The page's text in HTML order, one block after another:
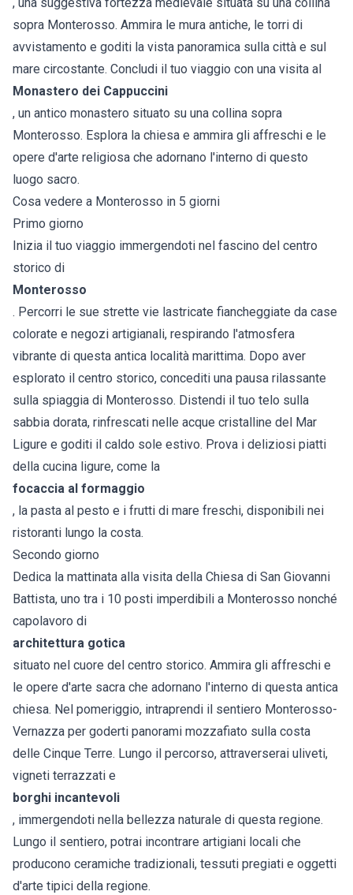
, una suggestiva fortezza medievale situata su una collina
sopra Monterosso. Ammira le mura antiche, le torri di
avvistamento e goditi la vista panoramica sulla città e sul
mare circostante. Concludi il tuo viaggio con una visita al
Monastero dei Cappuccini
, un antico monastero situato su una collina sopra
Monterosso. Esplora la chiesa e ammira gli affreschi e le
opere d'arte religiosa che adornano l'interno di questo
luogo sacro.
Cosa vedere a Monterosso in 5 giorni
Primo giorno
Inizia il tuo viaggio immergendoti nel fascino del centro
storico di
Monterosso
. Percorri le sue strette vie lastricate fiancheggiate da case
colorate e negozi artigianali, respirando l'atmosfera
vibrante di questa antica località marittima. Dopo aver
esplorato il centro storico, concediti una pausa rilassante
sulla spiaggia di Monterosso. Distendi il tuo telo sulla
sabbia dorata, rinfrescati nelle acque cristalline del Mar
Ligure e goditi il caldo sole estivo. Prova i deliziosi piatti
della cucina ligure, come la
focaccia al formaggio
, la pasta al pesto e i frutti di mare freschi, disponibili nei
ristoranti lungo la costa.
Secondo giorno
Dedica la mattinata alla visita della Chiesa di San Giovanni
Battista, uno tra i 10 posti imperdibili a Monterosso nonché
capolavoro di
architettura gotica
situato nel cuore del centro storico. Ammira gli affreschi e
le opere d'arte sacra che adornano l'interno di questa antica
chiesa. Nel pomeriggio, intraprendi il sentiero Monterosso-
Vernazza per goderti panorami mozzafiato sulla costa
delle Cinque Terre. Lungo il percorso, attraverserai uliveti,
vigneti terrazzati e
borghi incantevoli
, immergendoti nella bellezza naturale di questa regione.
Lungo il sentiero, potrai incontrare artigiani locali che
producono ceramiche tradizionali, tessuti pregiati e oggetti
d'arte tipici della regione.